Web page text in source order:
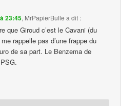
23:45, MrPapierBulle a dit :
que Giroud c’est le Cavani (du
rappelle pas d’une frappe du
de sa part. Le Benzema de